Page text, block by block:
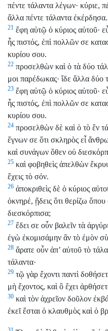
πέντε τάλαντα λέγων· κύριε,
ἄλλα πέντε τάλαντα ἐκέρδησα.
21 ἔφη αὐτῷ ὁ κύριος αὐτοῦ·
ἦς πιστός, ἐπὶ πολλῶν σε
κυρίου σου.
22 προσελθὼν καὶ ὁ τὰ δύο
μοι παρέδωκας· ἴδε ἄλλα δύο
23 ἔφη αὐτῷ ὁ κύριος αὐτοῦ·
ἦς πιστός, ἐπὶ πολλῶν σε
κυρίου σου.
24 προσελθὼν δὲ καὶ ὁ τὸ ἓν
ἔγνων σε ὅτι σκληρὸς εἶ
καὶ συνάγων ὅθεν οὐ
25 καὶ φοβηθεὶς ἀπελθὼν
ἔχεις τὸ σόν.
26 ἀποκριθεὶς δὲ ὁ κύριος
ὀκνηρέ, ᾔδεις ὅτι θερίζω
διεσκόρπισα;
27 ἔδει σε οὖν βαλεῖν τὰ
ἐγὼ ἐκομισάμην ἂν τὸ ἐμὸν
28 ἄρατε οὖν ἀπ’ αὐτοῦ τὸ
τάλαντα·
29 τῷ γὰρ ἔχοντι παντὶ
μὴ ἔχοντος, καὶ ὃ ἔχει
30 καὶ τὸν ἀχρεῖον δοῦλον
ἐκεῖ ἔσται ὁ κλαυθμὸς καὶ ὁ